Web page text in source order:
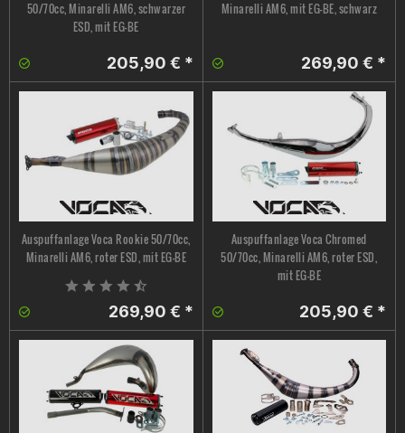
50/70cc, Minarelli AM6, schwarzer
ESD, mit EG-BE
205,90 € *
Minarelli AM6, mit EG-BE, schwarz
269,90 € *
Auspuffanlage Voca Rookie 50/70cc,
Minarelli AM6, roter ESD, mit EG-BE
269,90 € *
Auspuffanlage Voca Chromed
50/70cc, Minarelli AM6, roter ESD,
mit EG-BE
205,90 € *